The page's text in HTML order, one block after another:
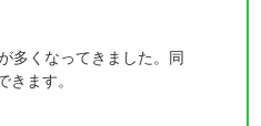
多くなってきました。同
ます。